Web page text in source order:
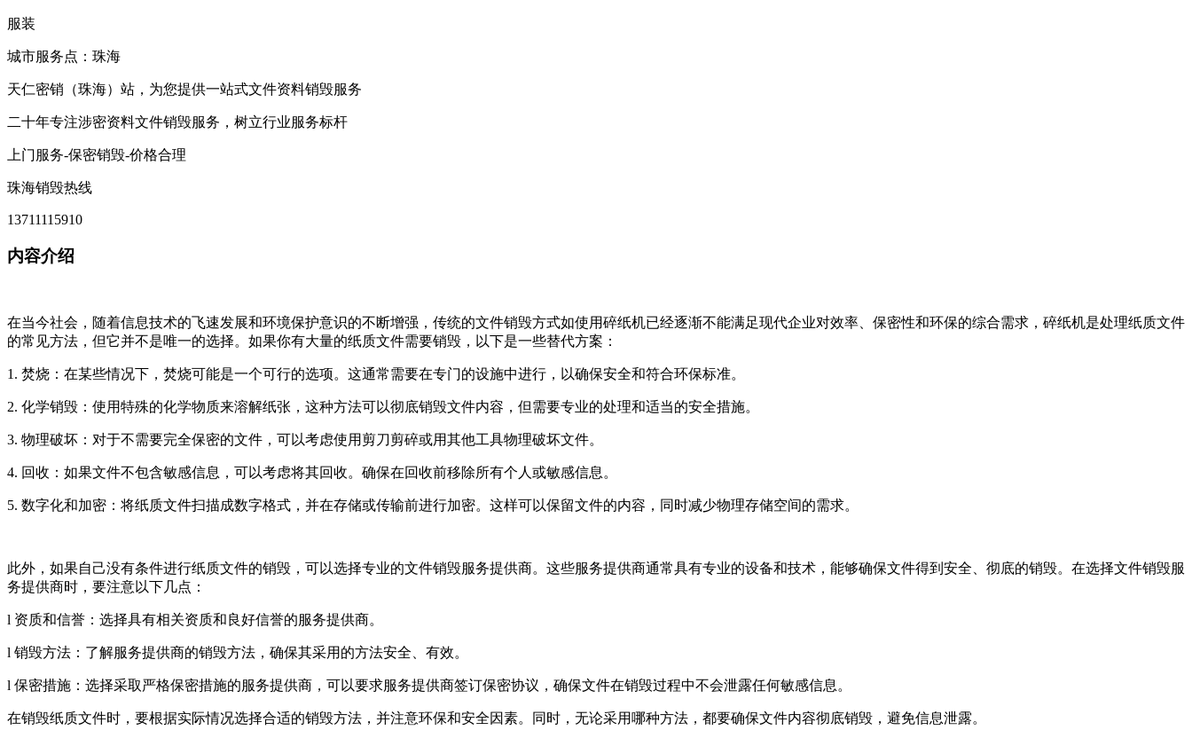
服装
城市服务点：珠海
天仁密销（珠海）站，为您提供一站式文件资料销毁服务
二十年专注涉密资料文件销毁服务，树立行业服务标杆
上门服务-保密销毁-价格合理
珠海销毁热线
13711115910
内容介绍
在当今社会，随着信息技术的飞速发展和环境保护意识的不断增强，传统的文件销毁方式如使用碎纸机已经逐渐不能满足现代企业对效率、保密性和环保的综合需求，碎纸机是处理纸质文件
的常见方法，但它并不是唯一的选择。如果你有大量的纸质文件需要销毁，以下是一些替代方案：
1. 焚烧：在某些情况下，焚烧可能是一个可行的选项。这通常需要在专门的设施中进行，以确保安全和符合环保标准。
2. 化学销毁：使用特殊的化学物质来溶解纸张，这种方法可以彻底销毁文件内容，但需要专业的处理和适当的安全措施。
3. 物理破坏：对于不需要完全保密的文件，可以考虑使用剪刀剪碎或用其他工具物理破坏文件。
4. 回收：如果文件不包含敏感信息，可以考虑将其回收。确保在回收前移除所有个人或敏感信息。
5. 数字化和加密：将纸质文件扫描成数字格式，并在存储或传输前进行加密。这样可以保留文件的内容，同时减少物理存储空间的需求。
此外，如果自己没有条件进行纸质文件的销毁，可以选择专业的文件销毁服务提供商。这些服务提供商通常具有专业的设备和技术，能够确保文件得到安全、彻底的销毁。在选择文件销毁服
务提供商时，要注意以下几点：
l 资质和信誉：选择具有相关资质和良好信誉的服务提供商。
l 销毁方法：了解服务提供商的销毁方法，确保其采用的方法安全、有效。
l 保密措施：选择采取严格保密措施的服务提供商，可以要求服务提供商签订保密协议，确保文件在销毁过程中不会泄露任何敏感信息。
在销毁纸质文件时，要根据实际情况选择合适的销毁方法，并注意环保和安全因素。同时，无论采用哪种方法，都要确保文件内容彻底销毁，避免信息泄露。